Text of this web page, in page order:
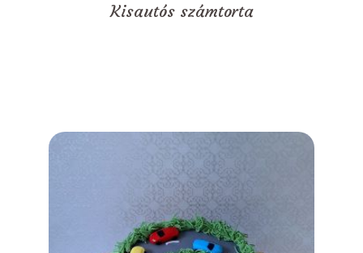
Kisautós számtorta